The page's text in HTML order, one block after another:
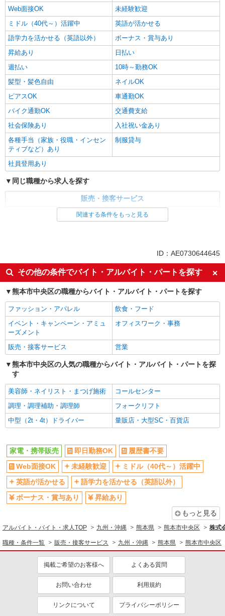
Web面接OK
未経験歓迎
ミドル（40代～）活躍中
英語が活かせる
語学力を活かせる（英語以外）
ボーナス・賞与あり
昇給あり
日払い
週払い
10時～勤務OK
髪型・髪色自由
ネイルOK
ピアスOK
車通勤OK
バイク通勤OK
交通費支給
社会保険あり
入社祝い金あり
各種手当（家族・役職・インセン
ティブなど）あり
制服貸与
社員登用あり
同じ職種から求人を探す
販売・接客サービス
英語が活かせる
ボーナス・賞与あり
日払い
車通勤OK
交通費支給
社会保険あり
社員登用あり
関連する条件をもっと見る
ID：AE0730644645
その他の条件でバイト・アルバイト・パートを探す
熊本市中央区の職種からバイト・アルバイト・パートを探す
ファッション・アパレル
飲食・フード
イベント・キャンペーン・アミュ
ーズメント
オフィスワーク・事務
販売・接客サービス 営業
熊本市中央区の人気の職種からバイト・アルバイト・パートを探
す
美容師・ネイリスト・まつげ施術
コールセンター
調理・調理補助・調理師
フォークリフト
中型（2t・4t）ドライバー
量販店・大型SC・百貨店
家電・携帯販売 即日勤務OK
履歴書不要
Web面接OK
未経験歓迎
ミドル（40代～）活躍中
英語が活かせる
語学力を活かせる（英語以外）
ボーナス・賞与あり
昇給あり
もっと見る
アルバイト・バイト・求人TOP 九州・沖縄 熊本県 熊本市中央区 株式
職種・条件一覧 販売・接客サービス 九州・沖縄 熊本県 熊本市中央区
掲載ご希望のお客様へ よくある質問
お問い合わせ 利用規約
リンクについて プライバシーポリシー